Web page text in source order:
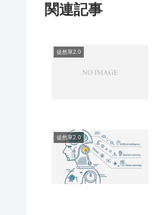
関連記事
徒然草2.0
徒然草2.0